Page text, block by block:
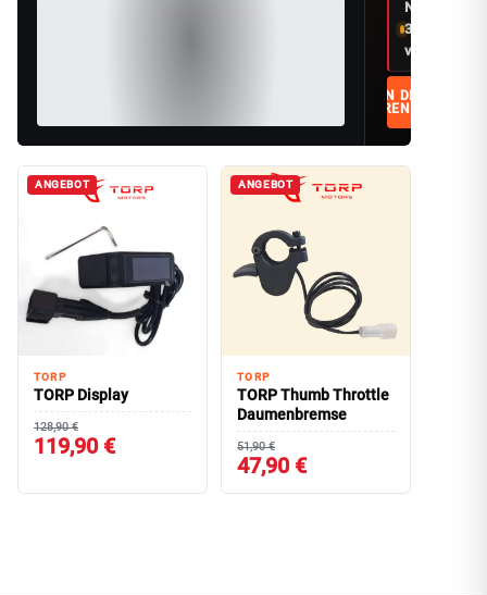
Nur noch
3
verfügbar
IN DEN
WARENKORB
ANGEBOT
TORP
TORP Display
128,90 €
119,90 €
ANGEBOT
TORP
TORP Thumb Throttle
Daumenbremse
51,90 €
47,90 €